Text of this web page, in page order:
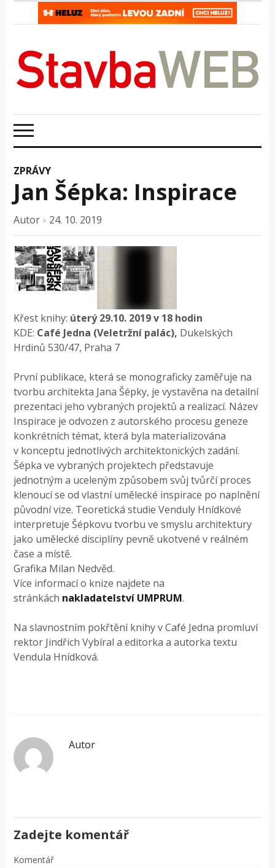
ZPRÁVY
Jan Šépka: Inspirace
Autor × 24. 10. 2019
Křest knihy: úterý 29.10. 2019 v 18 hodin
KDE: Café Jedna (Veletržní palác), Dukelských
Hrdinů 530/47, Praha 7
První publikace, která se monograficky zaměřuje na
tvorbu architekta Jana Šépky, je vystavěna na detailní
prezentaci jeho vybraných projektů a realizací. Název
Inspirace je odvozen z autorského procesu geneze
konkrétních témat, která byla materializována
v konceptu jednotlivých architektonických zadání.
Šépka ve vybraných projektech představuje
jednotným a uceleným způsobem svůj tvůrčí proces
klenoucí se od vlastní umělecké inspirace po naplnění
původní vize. Teoretická studie Venduly Hnídkové
interpretuje Šépkovu tvorbu ve smyslu architektury
jako umělecké disciplíny pevně ukotvené v reálném
čase a místě.
Grafika Milan Nedvěd.
Více informací o knize najdete na
stránkách nakladatelství UMPRUM.
Na slavnostním pokřtění knihy v Café Jedna promluví
rektor Jindřich Vybíral a editorka a autorka textu
Vendula Hnídková.
Autor
Zadejte komentář
Komentář